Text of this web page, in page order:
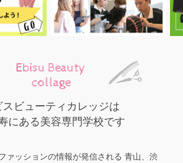
Ebisu Beauty
collage
スビューティカレッジは
にある美容専門学校です
ァッションの情報が発信される 青山、渋